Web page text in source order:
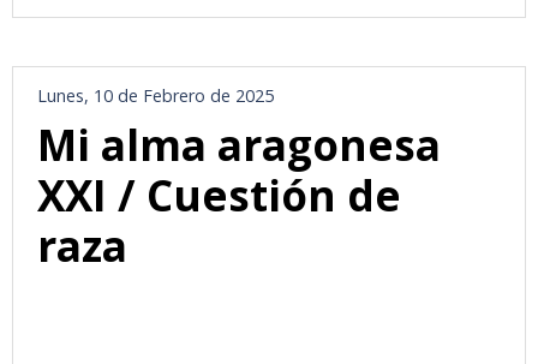
Lunes, 10 de Febrero de 2025
Mi alma aragonesa
XXI / Cuestión de
raza